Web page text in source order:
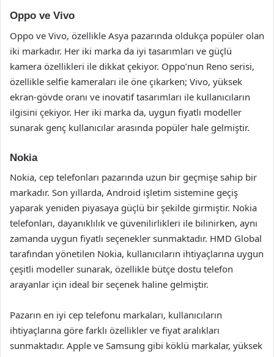
Oppo ve Vivo
Oppo ve Vivo, özellikle Asya pazarında oldukça popüler olan
iki markadır. Her iki marka da iyi tasarımları ve güçlü
kamera özellikleri ile dikkat çekiyor. Oppo’nun Reno serisi,
özellikle selfie kameraları ile öne çıkarken; Vivo, yüksek
ekran-gövde oranı ve inovatif tasarımları ile kullanıcıların
ilgisini çekiyor. Her iki marka da, uygun fiyatlı modeller
sunarak genç kullanıcılar arasında popüler hale gelmiştir.
Nokia
Nokia, cep telefonları pazarında uzun bir geçmişe sahip bir
markadır. Son yıllarda, Android işletim sistemine geçiş
yaparak yeniden piyasaya güçlü bir şekilde girmiştir. Nokia
telefonları, dayanıklılık ve güvenilirlikleri ile bilinirken, aynı
zamanda uygun fiyatlı seçenekler sunmaktadır. HMD Global
tarafından yönetilen Nokia, kullanıcıların ihtiyaçlarına uygun
çeşitli modeller sunarak, özellikle bütçe dostu telefon
arayanlar için ideal bir seçenek haline gelmiştir.
Pazarın en iyi cep telefonu markaları, kullanıcıların
ihtiyaçlarına göre farklı özellikler ve fiyat aralıkları
sunmaktadır. Apple ve Samsung gibi köklü markalar, yüksek